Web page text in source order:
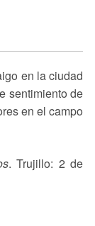
en la ciudad
sentimiento de
en el campo
. Trujillo: 2 de